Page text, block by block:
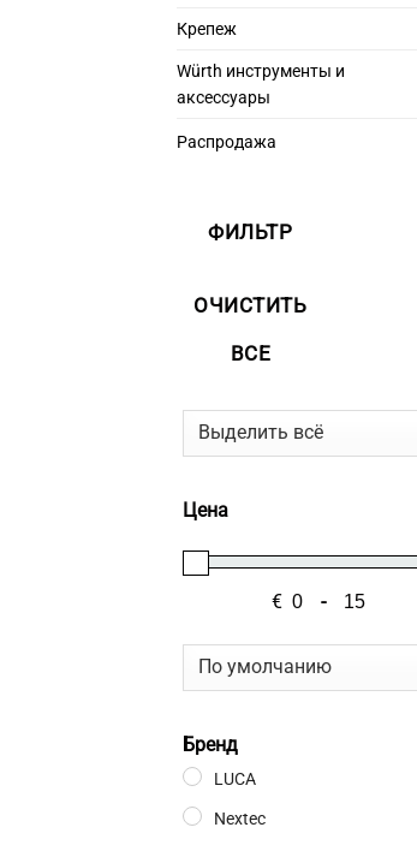
Крепеж
Würth инструменты и
аксессуары
Распродажа
ФИЛЬТР
ОЧИСТИТЬ
ВСЕ
Цена
€
Мин. цена
-
Макс. цена
Сортировка товаров
Бренд
LUCA
Nextec